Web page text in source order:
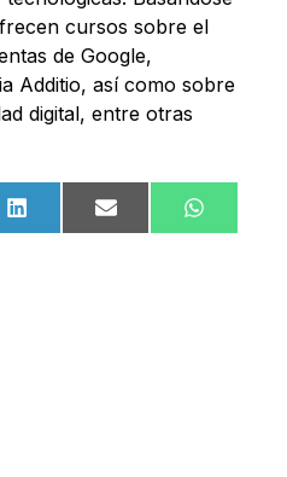
cursos sobre el
de Google,
Additio, así como sobre
digital, entre otras
Compartir
en
LinkedIn Compartir
en
Email
en